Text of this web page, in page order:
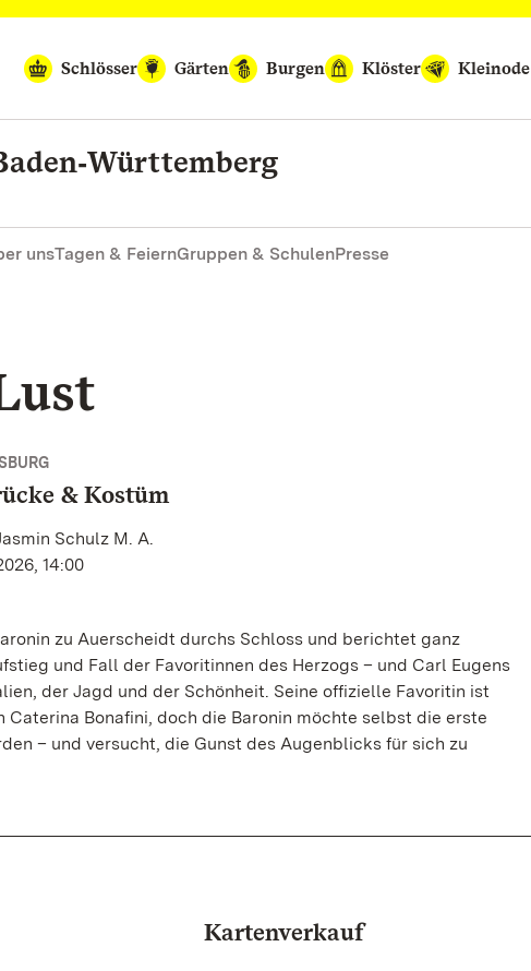
Schlösser
Gärten Burgen Klöster Kleinode
unsTagen & FeiernGruppen & SchulenPresse
& Kostüm
Schulz M. A.
14:00
zu Auerscheidt durchs Schloss und berichtet ganz
und Fall der Favoritinnen des Herzogs – und Carl Eugens
der Jagd und der Schönheit. Seine offizielle Favoritin ist
Bonafini, doch die Baronin möchte selbst die erste
– und versucht, die Gunst des Augenblicks für sich zu
Kartenverkauf